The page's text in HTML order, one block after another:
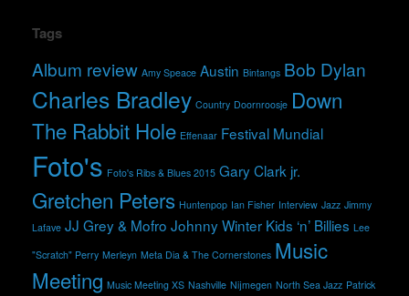
Tags
Album review Amy Speace Austin Bintangs Bob Dylan
Charles Bradley Country Doornroosje Down
The Rabbit Hole Effenaar Festival Mundial
Foto's Foto's Ribs & Blues 2015 Gary Clark jr.
Gretchen Peters Huntenpop Ian Fisher Interview Jazz Jimmy
Lafave JJ Grey & Mofro Johnny Winter Kids ‘n’ Billies Lee
"Scratch" Perry Merleyn Meta Dia & The Cornerstones Music
Meeting Music Meeting XS Nashville Nijmegen North Sea Jazz Patrick